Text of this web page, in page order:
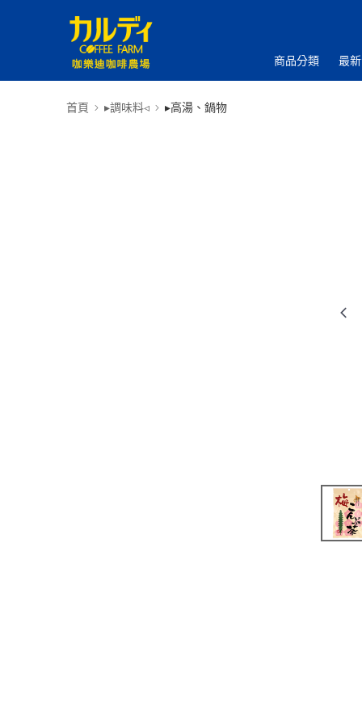
商品分類 最
首頁 ▸調味料◃ ▸高湯、鍋物